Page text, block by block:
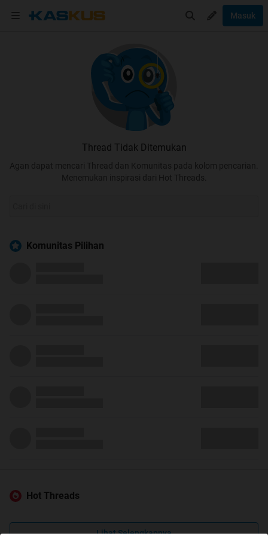
Masuk
Thread Tidak Ditemukan
Agan dapat mencari Thread dan Komunitas pada kolom pencarian.
Menemukan inspirasi dari Hot Threads.
Komunitas Pilihan
Hot Threads
Lihat Selengkapnya